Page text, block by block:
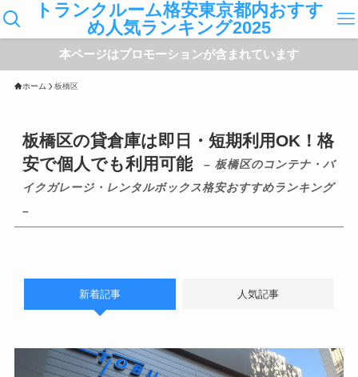
トランクルーム格安東京都内おすす
め人気ランキング2025
本ページはプロモーションが含まれています
ホーム 板橋区
板橋区の貸倉庫は即日・短期利用OK！格
安で個人でも利用可能
– 板橋区のコンテナ・バ
イクガレージ・レンタルボックス格安おすすめランキング
–
新着記事 人気記事